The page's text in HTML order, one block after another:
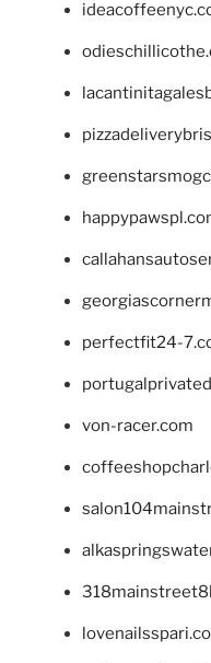
perfectfit24-
von-racer.com